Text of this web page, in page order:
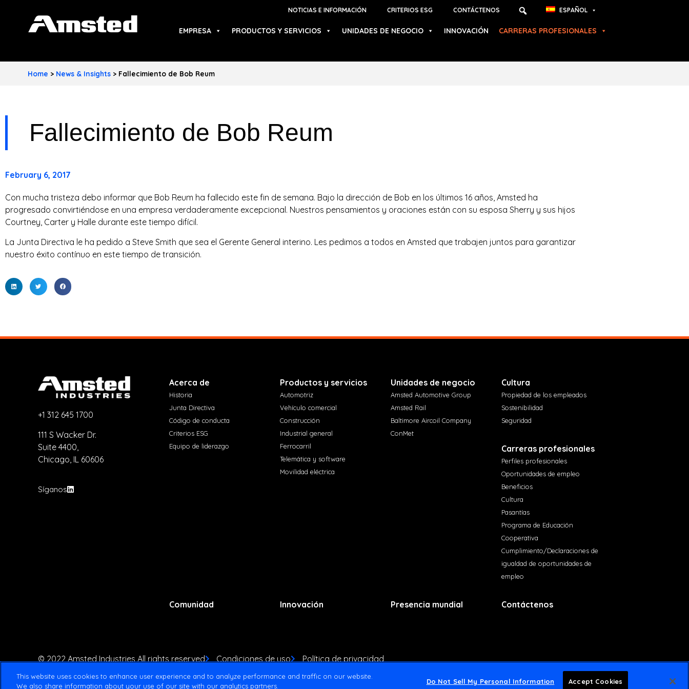
NOTICIAS E INFORMACIÓN CRITERIOS ESG CONTÁCTENOS ESPAÑOL
A
S
D
U
S
T
EMPRESA PRODUCTOS Y SERVICIOS UNIDADES DE NEGOCIO INNOVACIÓN CARRERAS PROFESIONALES
Home > News & Insights> Fallecimiento de Bob Reum
Fallecimiento de Bob Reum
February 6, 2017
Con mucha tristeza debo informar que Bob Reum ha fallecido este fin de semana. Bajo la dirección de Bob en los últimos 16 años, Amsted ha
progresado convirtiéndose en una empresa verdaderamente excepcional. Nuestros pensamientos y oraciones están con su esposa Sherry y sus hijos
Courtney, Carter y Halle durante este tiempo difícil.
La Junta Directiva le ha pedido a Steve Smith que sea el Gerente General interino. Les pedimos a todos en Amsted que trabajen juntos para garantizar
nuestro éxito contínuo en este tiempo de transición.
+1 312 645 1700
111 S Wacker Dr.
Suite 4400,
Chicago, IL 60606
Síganos
Acerca de
Historia
Junta Directiva
Código de conducta
Criterios ESG
Equipo de liderazgo
Productos y servicios
Automotriz
Vehículo comercial
Construcción
Industrial general
Ferrocarril
Telemática y software
Movilidad eléctrica
Unidades de negocio
Amsted Automotive Group
Amsted Rail
Baltimore Aircoil Company
ConMet
Cultura
Propiedad de los empleados
Sostenibilidad
Seguridad
Carreras profesionales
Perfiles profesionales
Oportunidades de empleo
Beneficios
Cultura
Pasantías
Programa de Educación
Cooperativa
Cumplimiento/Declaraciones de
igualdad de oportunidades de
empleo
Comunidad Innovación Presencia mundial Contáctenos
© 2022 Amsted Industries All rights reserved Condiciones de uso Política de privacidad
This website uses cookies to enhance user experience and to analyze performance and traffic on our website.
We also share information about your use of our site with our analytics partners.
Do Not Sell My Personal Information Accept Cookies